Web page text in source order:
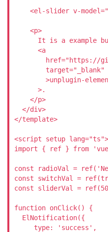
<el-slider v-
    <p>
It is a example
      <a
href="https://
        target="_blank"
>unplugin-
      >.
    </p>
  </div>
</template>
<script setup lang="ts">
import { ref } from
const radioVal =
const switchVal =
const sliderVal =
function onClick() {
  ElNotification({
     type: 'success',